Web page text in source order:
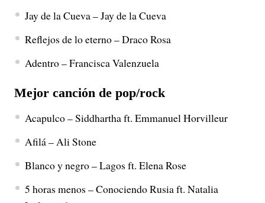
Jay de la Cueva – Jay de la Cueva
Reflejos de lo eterno – Draco Rosa
Adentro – Francisca Valenzuela
Mejor canción de pop/rock
Acapulco – Siddhartha ft. Emmanuel Horvilleur
Afilá – Ali Stone
Blanco y negro – Lagos ft. Elena Rose
5 horas menos – Conociendo Rusia ft. Natalia